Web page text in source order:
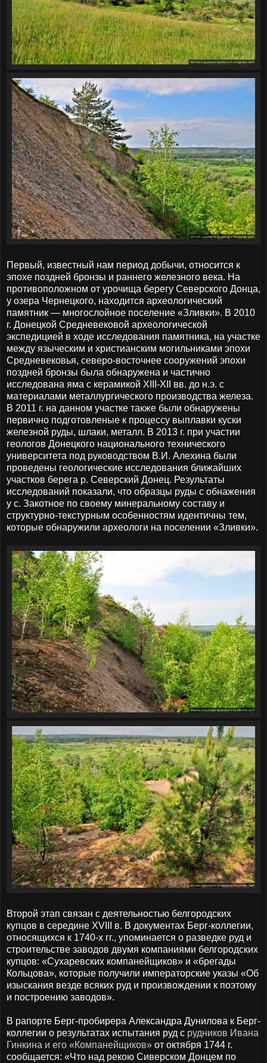
Первый, известный нам период добычи, относится к
эпохе поздней бронзы и раннего железного века. На
противоположном от урочища берегу Северского Донца,
у озера Чернецкого, находится археологический
памятник — многослойное поселение «Зливки». В 2010
г. Донецкой Средневековой археологической
экспедицией в ходе исследования памятника, на участке
между языческим и христианским могильниками эпохи
Средневековья, северо-восточнее сооружений эпохи
поздней бронзы была обнаружена и частично
исследована яма с керамикой XIII-XII вв. до н.э. с
материалами металлургического производства железа.
В 2011 г. на данном участке также были обнаружены
первично подготовленые к процессу выплавки куски
железной руды, шлаки, металл. В 2013 г. при участии
геологов Донецкого национального технического
университета под руководством В.И. Алехина были
проведены геологические исследования ближайших
участков берега р. Северский Донец. Результаты
исследований показали, что образцы руды с обнажения
у с. Закотное по своему минеральному составу и
структурно-текстурным особенностям идентичны тем,
которые обнаружили археологи на поселении «Зливки».
Второй этап связан с деятельностью белгородских
купцов в середине XVIII в. В документах Берг-коллегии,
относящихся к 1740-х гг., упоминается о разведке руд и
строительстве заводов двумя компаниями белгородских
купцов: «Сухаревских компанейщиков» и «брегады
Кольцова», которые получили императорские указы «Об
изыскания везде всяких руд и произвождении к поэтому
и построению заводов».
В рапорте Берг-пробирера Александра Дунилова к Берг-
коллегии о результатах испытания руд с рудников Ивана
Гинкина и его «Компанейщиков» от октября 1744 г.
сообщается: «Что над рекою Сиверском Донцем по